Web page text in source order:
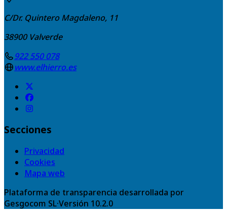
C/Dr. Quintero Magdaleno, 11
38900 Valverde
922 550 078
www.elhierro.es
Secciones
Privacidad
Cookies
Mapa web
Plataforma de transparencia desarrollada por
Gesgocom SL·Versión 10.2.0